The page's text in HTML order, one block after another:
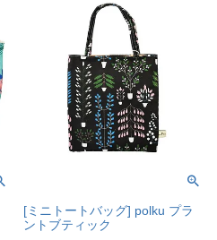
[ミニトートバッグ] polku プラ
ントブティック